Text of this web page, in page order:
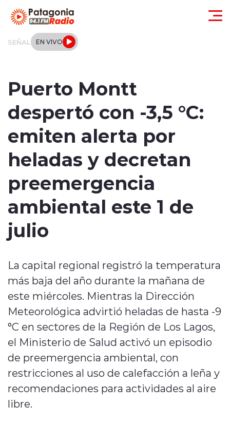
SEÑAL EN VIVO
Local
Tendencias
Deportes
Entrevistas
modo claro
Puerto Montt
despertó con -3,5 °C:
emiten alerta por
heladas y decretan
preemergencia
ambiental este 1 de
julio
La capital regional registró la temperatura
más baja del año durante la mañana de
este miércoles. Mientras la Dirección
Meteorológica advirtió heladas de hasta -9
°C en sectores de la Región de Los Lagos,
el Ministerio de Salud activó un episodio
de preemergencia ambiental, con
restricciones al uso de calefacción a leña y
recomendaciones para actividades al aire
libre.